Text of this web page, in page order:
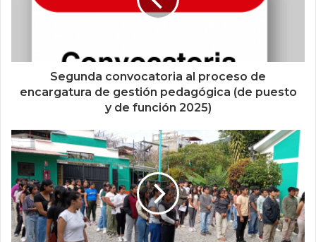
Segunda convocatoria al proceso de
encargatura de gestión pedagógica (de puesto
y de función 2025)